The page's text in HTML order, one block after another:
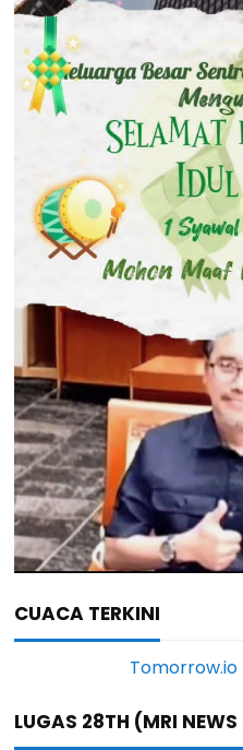
CUACA TERKINI
LUGAS 28TH (MRI